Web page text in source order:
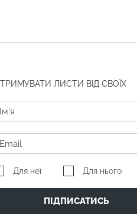
ЛИСТИ ВІД СВОЇХ
Для неї Для нього
ПІДПИСАТИСЬ